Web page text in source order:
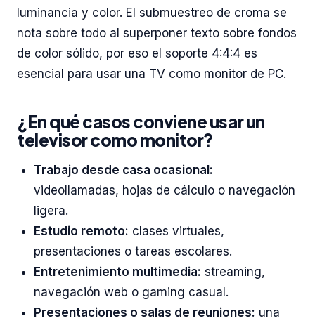
luminancia y color. El submuestreo de croma se
nota sobre todo al superponer texto sobre fondos
de color sólido, por eso el soporte 4:4:4 es
esencial para usar una TV como monitor de PC.
¿En qué casos conviene usar un
televisor como monitor?
Trabajo desde casa ocasional:
videollamadas, hojas de cálculo o navegación
ligera.
Estudio remoto: clases virtuales,
presentaciones o tareas escolares.
Entretenimiento multimedia: streaming,
navegación web o gaming casual.
Presentaciones o salas de reuniones: una